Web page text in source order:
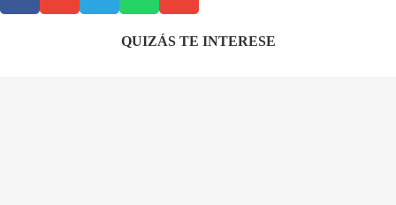
QUIZÁS TE INTERESE